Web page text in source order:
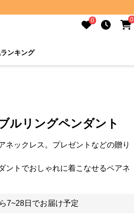
0 0
ンキング
ルリングペンダント
ネックレス。プレゼントなどの贈り
ントでおしゃれに着こなせるペアネ
7~28日でお届け予定